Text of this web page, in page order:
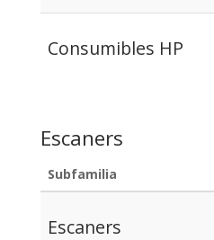
Consumibles HP
Escaners
Subfamilia
Escaners